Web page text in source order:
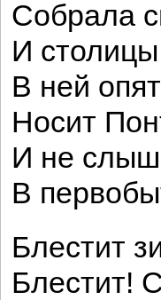
Собрала
И
В ней
Носит
И не
В
Блестит
Блестит!